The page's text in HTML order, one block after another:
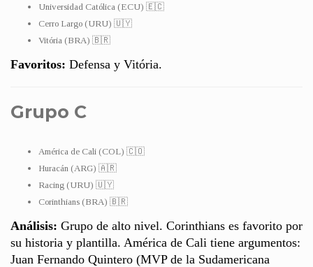
Universidad Católica (ECU) 🇪🇨
Cerro Largo (URU) 🇺🇾
Vitória (BRA) 🇧🇷
Favoritos: Defensa y Vitória.
Grupo C
América de Cali (COL) 🇨🇴
Huracán (ARG) 🇦🇷
Racing (URU) 🇺🇾
Corinthians (BRA) 🇧🇷
Análisis: Grupo de alto nivel. Corinthians es favorito por
su historia y plantilla. América de Cali tiene argumentos:
Juan Fernando Quintero (MVP de la Sudamericana